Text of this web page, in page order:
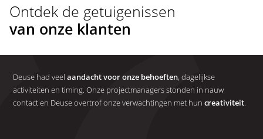
Deuse had veelaandacht voor onze behoeften, dagelijkse
activiteiten en timing. Onze projectmanagers stonden in nauw
contact en Deuse overtrof onze verwachtingen met huncreativiteit.
Ontdek de getuigenissen
van onze klanten